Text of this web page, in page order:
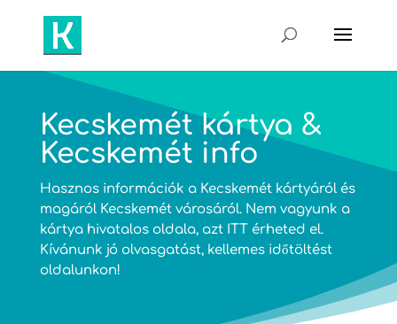
Kecskemét kártya &
Kecskemét info
Hasznos információk a Kecskemét kártyáról és
magáról Kecskemét városáról. Nem vagyunk a
kártya hivatalos oldala, azt ITTérheted el.
Kívánunk jó olvasgatást, kellemes időtöltést
oldalunkon!